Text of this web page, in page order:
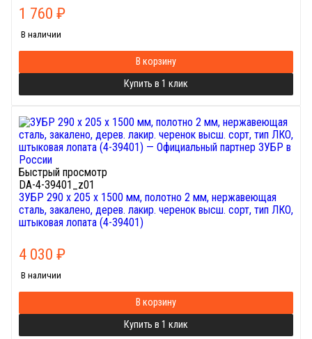
1 760 ₽
В наличии
В корзину
Купить в 1 клик
Быстрый просмотр
DA-4-39401_z01
ЗУБР 290 х 205 х 1500 мм, полотно 2 мм, нержавеющая
сталь, закалено, дерев. лакир. черенок высш. сорт, тип ЛКО,
штыковая лопата (4-39401)
4 030 ₽
В наличии
В корзину
Купить в 1 клик